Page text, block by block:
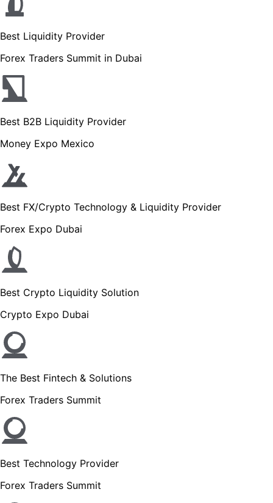
Best Liquidity Provider
Forex Traders Summit in Dubai
Best B2B Liquidity Provider
Money Expo Mexico
Best FX/Crypto Technology & Liquidity Provider
Forex Expo Dubai
Best Crypto Liquidity Solution
Crypto Expo Dubai
The Best Fintech & Solutions
Forex Traders Summit
Best Technology Provider
Forex Traders Summit